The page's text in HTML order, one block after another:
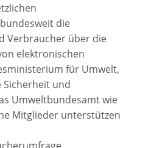
die
Verbraucher über die
elektronischen
für Umwelt,
Sicherheit und
Umweltbundesamt wie
Mitglieder unterstützen